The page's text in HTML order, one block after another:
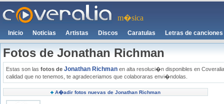
m�sica
Inicio Noticias Artistas Discos Caratulas Letras de canciones
Fotos de Jonathan Richman
Estas son las fotos de Jonathan Richman en alta resoluci�n disponibles en
calidad que no tenemos, te agradeceriamos que colaboraras envi�ndolas.
A�adir fotos nuevas de Jonathan Richman